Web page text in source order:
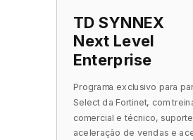
TD SYNNEX
Next Level
Enterprise
Programa exclusivo para
Select da Fortinet, com
comercial e técnico,
aceleração de vendas e